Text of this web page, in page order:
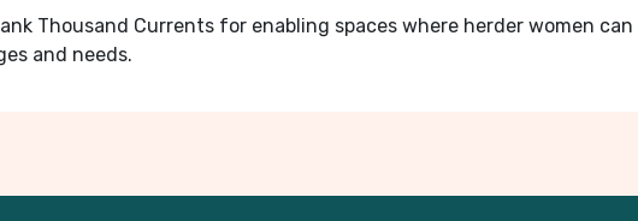
Thousand Currents for enabling spaces where herder women
and needs.